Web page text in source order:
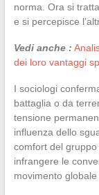
norma. Ora si
e si percepisce
Vedi anche :
dei loro vantaggi
I sociologi
battaglia o da
tensione
influenza dello
comfort del
infrangere le
movimento globale